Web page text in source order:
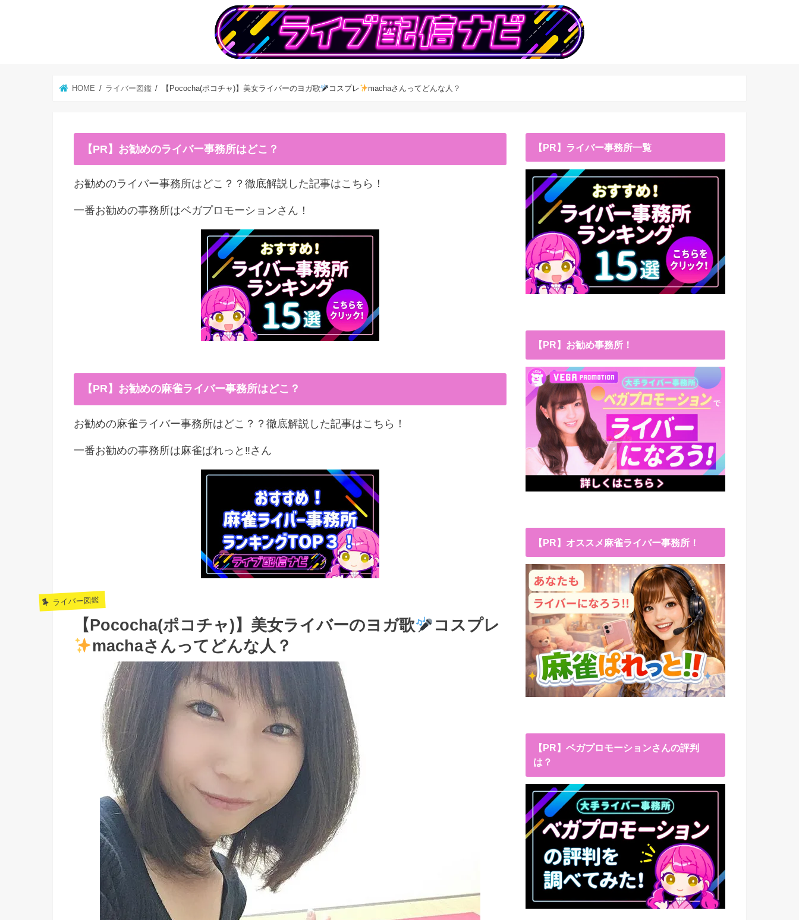
HOME ライバー図鑑 【Pococha(ポコチャ)】美女ライバーのヨガ歌 コスプレ machaさんってどんな人？
【PR】お勧めのライバー事務所はどこ？
お勧めのライバー事務所はどこ？？徹底解説した記事はこちら！
一番お勧めの事務所はベガプロモーションさん！
【PR】お勧めの麻雀ライバー事務所はどこ？
お勧めの麻雀ライバー事務所はどこ？？徹底解説した記事はこちら！
一番お勧めの事務所は麻雀ぱれっと‼︎さん
ライバー図鑑
【Pococha(ポコチャ)】美女ライバーのヨガ歌
コスプレ
machaさんってどんな人？
【PR】ライバー事務所一覧
【PR】お勧め事務所！
【PR】オススメ麻雀ライバー事務所！
【PR】ベガプロモーションさんの評判
は？